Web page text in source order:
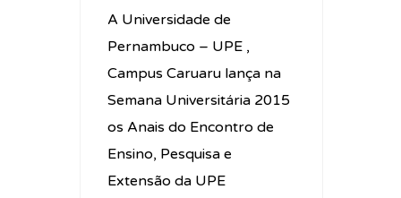
A Universidade de
Pernambuco – UPE ,
Campus Caruaru lança na
Semana Universitária 2015
os Anais do Encontro de
Ensino, Pesquisa e
Extensão da UPE